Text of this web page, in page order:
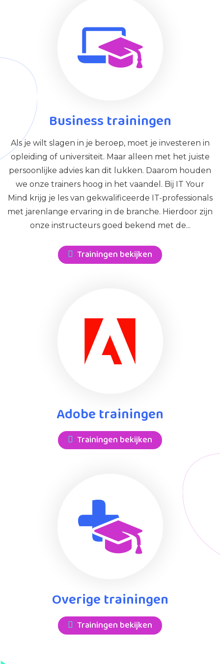
Business trainingen
Als je wilt slagen in je beroep, moet je investeren in
opleiding of universiteit. Maar alleen met het juiste
persoonlijke advies kan dit lukken. Daarom houden
we onze trainers hoog in het vaandel. Bij IT Your
Mind krijg je les van gekwalificeerde IT-professionals
met jarenlange ervaring in de branche. Hierdoor zijn
onze instructeurs goed bekend met de...
Trainingen bekijken
Adobe trainingen
Trainingen bekijken
Overige trainingen
Trainingen bekijken